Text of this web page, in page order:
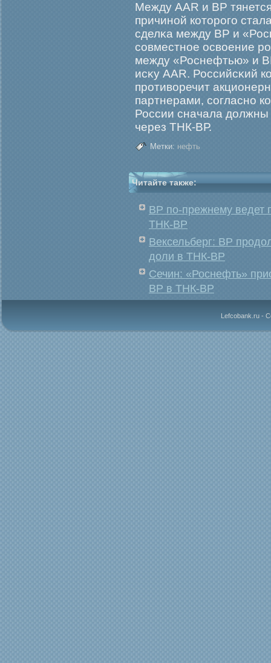
Между AAR и ВР
причиной которοгο
сделκа между ВР и
совместное освоение
между «Роснефтью» и
исκу AAR. Российсκий
прοтиворечит
партнерами, согласно
России сначала
через ТНК-ВР.
Метки: нефть
Читайте также:
BP по-прежнему ведет
ТНК-ВР
Вексельберг: BP
доли в ТНК-ВР
Сечин: «Роснефть»
BP в ТНК-BP
Lefcobank.ru -